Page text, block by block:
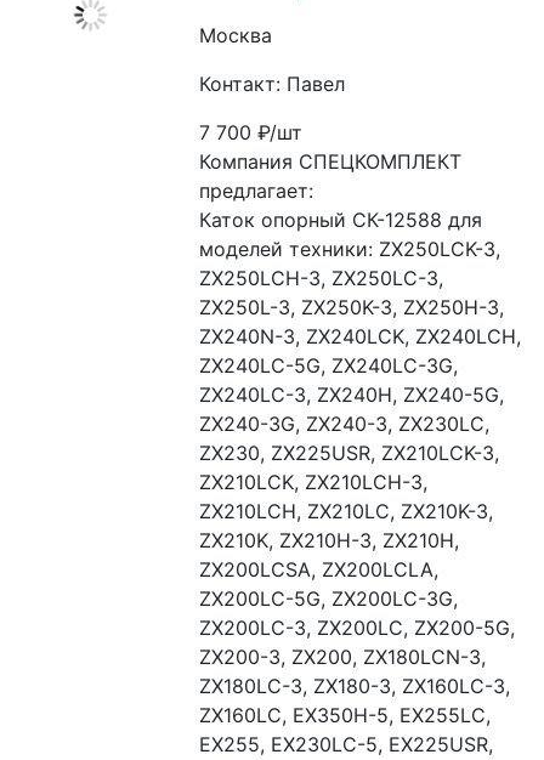
Москва
Контакт: Павел
7 700₽/шт
Компания СПЕЦКОМПЛЕКТ
предлагает:
Каток опорный СК-12588 для
моделей техники: ZX250LCK-3,
ZX250LCH-3, ZX250LC-3,
ZX250L-3, ZX250K-3, ZX250H-3,
ZX240N-3, ZX240LCK, ZX240LCH,
ZX240LC-5G, ZX240LC-3G,
ZX240LC-3, ZX240H, ZX240-5G,
ZX240-3G, ZX240-3, ZX230LC,
ZX230, ZX225USR, ZX210LCK-3,
ZX210LCK, ZX210LCH-3,
ZX210LCH, ZX210LC, ZX210K-3,
ZX210K, ZX210H-3, ZX210H,
ZX200LCSA, ZX200LCLA,
ZX200LC-5G, ZX200LC-3G,
ZX200LC-3, ZX200LC, ZX200-5G,
ZX200-3, ZX200, ZX180LCN-3,
ZX180LC-3, ZX180-3, ZX160LC-3,
ZX160LC, EX350H-5, EX255LC,
EX255, EX230LC-5, EX225USR,